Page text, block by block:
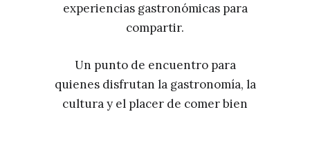
experiencias gastronómicas para
compartir.
Un punto de encuentro para
quienes disfrutan la gastronomía, la
cultura y el placer de comer bien